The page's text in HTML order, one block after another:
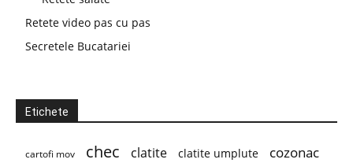
Retete video pas cu pas
Secretele Bucatariei
Etichete
cartofi mov chec clatite clatite umplute
cozonac